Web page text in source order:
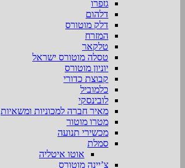
גזפרו
דלהום
דלק מוטורס
המזרח
טלקאר
טסלה מוטורס ישראל
יוניון מוטורס
קבוצת כדורי
כלמוביל
לובינסקי
מאיר חברה למכוניות ומשאיות
מטרו מוטור
מכשירי תנועה
סמלת
אוטו איטליה
צ’יינה מוטורס